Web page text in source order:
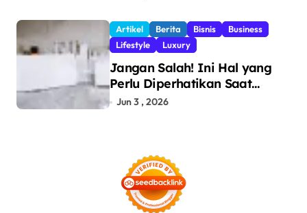
dan Pencegahan Barang
Ilegal
Artikel Berita Bisnis
Business
Lifestyle
Luxury
Jangan Salah! Ini Hal yang
Perlu Diperhatikan Saat
Pasang Big Slab
Jun 3 , 2026